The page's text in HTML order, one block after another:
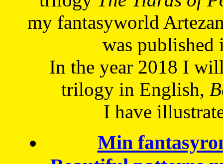
my fantasyworld
was published
In the year 2018 I
trilogy in English,
I have
Min